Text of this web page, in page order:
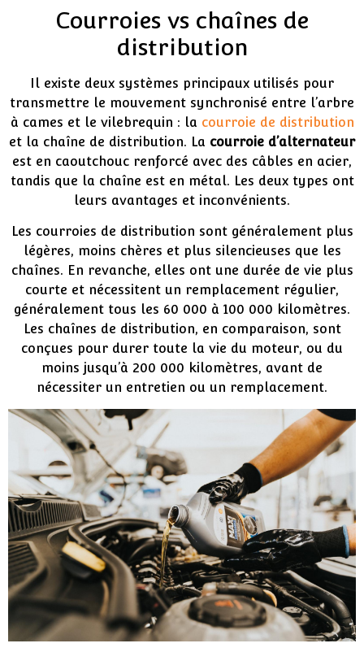
Courroies vs chaînes de
distribution
Il existe deux systèmes principaux utilisés pour
transmettre le mouvement synchronisé entre l’arbre
à cames et le vilebrequin : la courroie de distribution
et la chaîne de distribution. La courroie d’alternateur
est en caoutchouc renforcé avec des câbles en acier,
tandis que la chaîne est en métal. Les deux types ont
leurs avantages et inconvénients.
Les courroies de distribution sont généralement plus
légères, moins chères et plus silencieuses que les
chaînes. En revanche, elles ont une durée de vie plus
courte et nécessitent un remplacement régulier,
généralement tous les 60 000 à 100 000 kilomètres.
Les chaînes de distribution, en comparaison, sont
conçues pour durer toute la vie du moteur, ou du
moins jusqu’à 200 000 kilomètres, avant de
nécessiter un entretien ou un remplacement.